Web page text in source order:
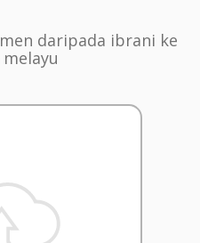
daripada ibrani ke